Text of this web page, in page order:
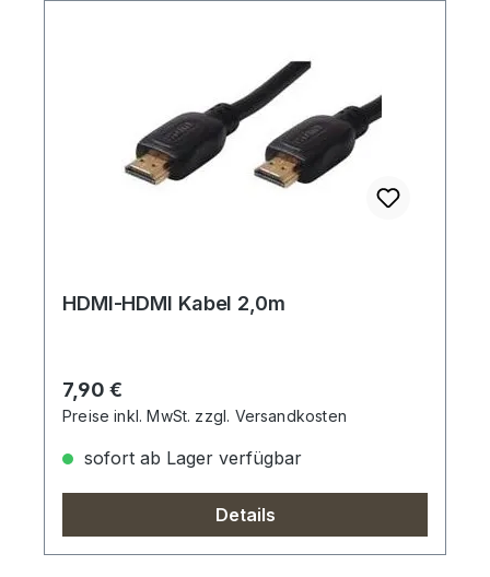
HDMI-HDMI Kabel 2,0m
Regulärer Preis:
7,90 €
Preise inkl. MwSt. zzgl. Versandkosten
sofort ab Lager verfügbar
Details